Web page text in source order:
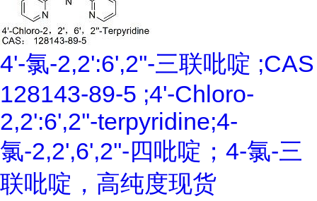
4'-氯-2,2':6',2''-三联吡啶 ;CAS
128143-89-5 ;4'-Chloro-
2,2':6',2''-terpyridine;4-
氯-2,2',6',2''-四吡啶；4-氯-三
联吡啶，高纯度现货